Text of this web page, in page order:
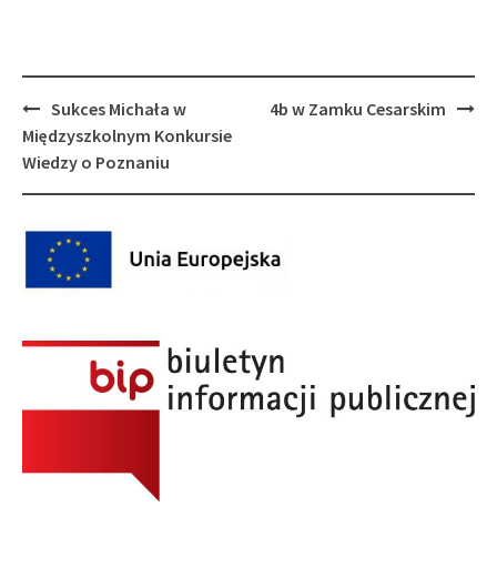
Post
navigation
Sukces Michała w
Międzyszkolnym Konkursie
Wiedzy o Poznaniu
4b w Zamku Cesarskim